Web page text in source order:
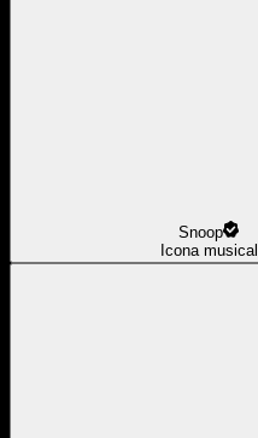
Snoop
Icona musical